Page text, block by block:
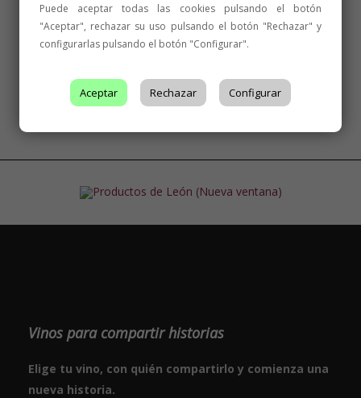
Síguenos
Vinos para compartir historias
Elige tu vino, con quién compartirlo y comienza una
nueva historia.
Puede aceptar todas las cookies pulsando el botón
"Aceptar", rechazar su uso pulsando el botón "Rechazar" y
configurarlas pulsando el botón "Configurar".
Aceptar Rechazar Configurar